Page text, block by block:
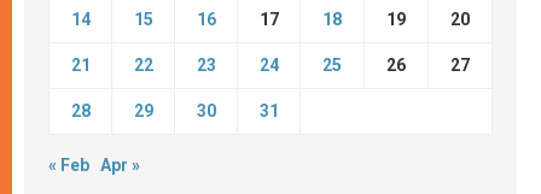
14 15 16 17 18 19 20
21 22 23 24 25 26 27
28 29 30 31
« Feb Apr »